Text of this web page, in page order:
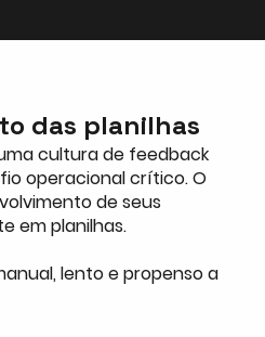
das planilhas
cultura de feedback
operacional crítico. O
de seus
em planilhas.
lento e propenso a